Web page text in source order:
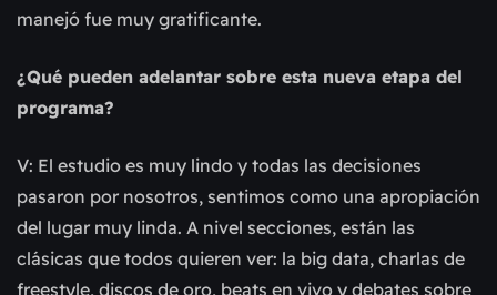
manejó fue muy gratificante.
¿Qué pueden adelantar sobre esta nueva etapa del
programa?
V: El estudio es muy lindo y todas las decisiones
pasaron por nosotros, sentimos como una apropiación
del lugar muy linda. A nivel secciones, están las
clásicas que todos quieren ver: la big data, charlas de
freestyle, discos de oro, beats en vivo y debates sobre